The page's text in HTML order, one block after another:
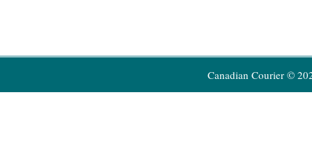
Canadian Courier ©